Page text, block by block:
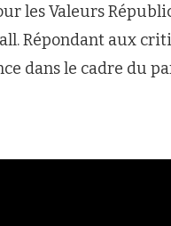
les Valeurs
Répondant aux
dans le cadre du